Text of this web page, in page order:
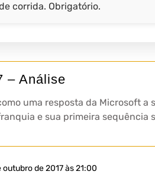
corrida. Obrigatório.
– Análise
uma resposta da Microsoft a
e sua primeira sequência
outubro de 2017 às 21:00